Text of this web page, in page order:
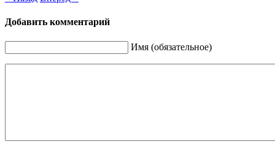
Добавить комментарий
Имя (обязательное)